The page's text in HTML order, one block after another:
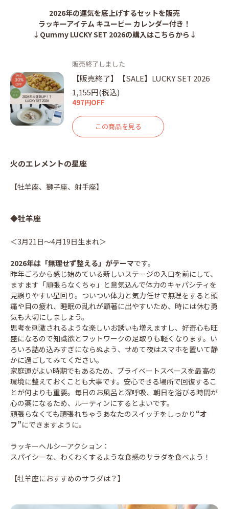
2026年の運気を底上げするセットを販売
ラッキーアイテム キユーピー カレンダー付き！
↓Qummy LUCKY SET 2026の購入はこちらから↓
販売終了しました
【販売終了】【SALE】LUCKY SET 2026
1,155円(税込)
497円OFF
この商品を見る
火のエレメントの星座
【牡羊座、獅子座、射手座】
◆牡羊座
＜3月21日～4月19日生まれ＞
2026年は「無理せず整える」がテーマです。
昨年ごろから感じ始めている新しいステージの入口を前にして、
ますます「頑張らなくちゃ」と意気込んで体力のキャパシティを
見誤りやすい星回り。ついつい体力と気力任せで無理をすると頭
痛や目の疲れ、睡眠の乱れが顕著に出やすいため、時には休む勇
気も大切にしましょう。
思考を刺激されるような楽しいお誘いも増えますし、好奇心も旺
盛になるので知識欲とフットワークの足取りも軽くなります。い
ろいろ詰め込みすぎにならぬよう、せめて夜はスマホを置いて静
かに過ごしてみてください。
家庭運がよい時期でもあるため、プライベートスペースを最高の
環境に整えておくことも大事です。安心できる場所で回復するこ
とが何よりも重要。毎日のお風呂と深呼吸、朝日を浴びる時間が
心の薬になるため、ルーティンにするとよいです。
頑張らなくても頑張れちゃうあなたのスイッチをしっかり “オ
フ”にできますように。
ラッキーヘルシーアクション：
スパイシーな、わくわくするような食感のサラダを食べよう！
【牡羊座におすすめのサラダは？】